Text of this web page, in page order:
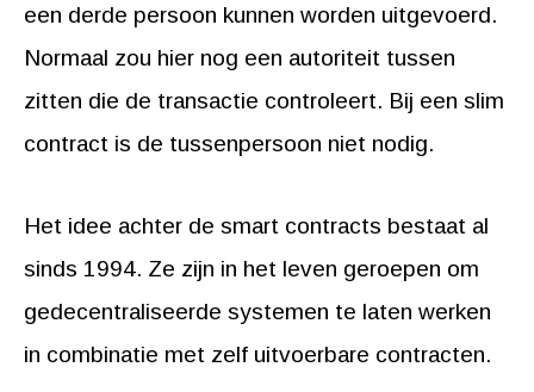
een derde persoon kunnen worden uitgevoerd.
Normaal zou hier nog een autoriteit tussen
zitten die de transactie controleert. Bij een slim
contract is de tussenpersoon niet nodig.
Het idee achter de smart contracts bestaat al
sinds 1994. Ze zijn in het leven geroepen om
gedecentraliseerde systemen te laten werken
in combinatie met zelf uitvoerbare contracten.